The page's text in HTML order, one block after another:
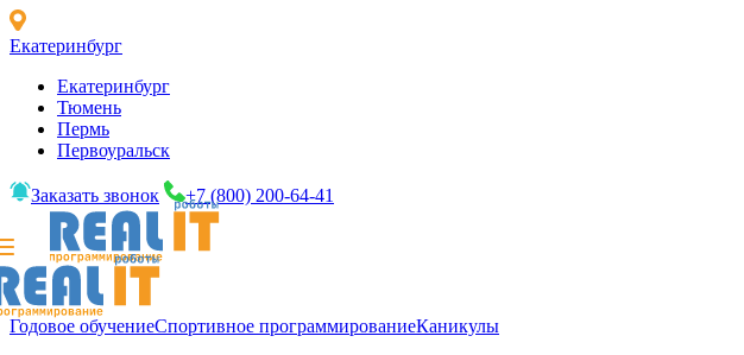
Екатеринбург
Екатеринбург
Тюмень
Пермь
Первоуральск
Заказать звонок +7 (800) 200-64-41
Годовое обучениеСпортивное программированиеКаникулы